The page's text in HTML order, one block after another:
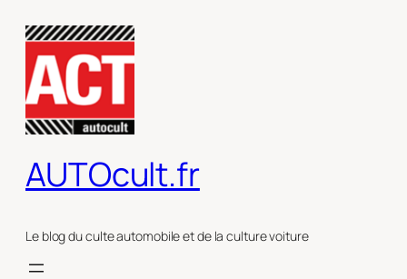
contenu
AUTOcult.fr
Le blog du culte automobile et de la culture voiture